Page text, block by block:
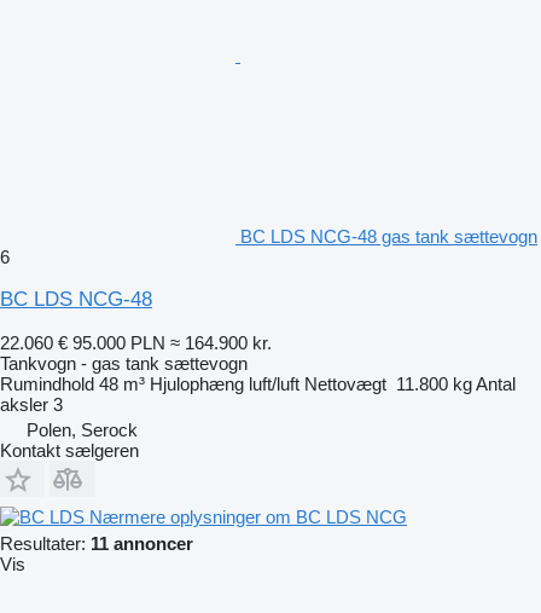
BC LDS NCG-48 gas tank sættevogn
6
BC LDS NCG-48
22.060 € 95.000 PLN ≈ 164.900 kr.
Tankvogn - gas tank sættevogn
Rumindhold 48 m³ Hjulophæng luft/luft Nettovægt 11.800 kgAntal
aksler 3
Polen, Serock
Kontakt sælgeren
Nærmere oplysninger om BC LDS NCG
Resultater: 11 annoncer
Vis